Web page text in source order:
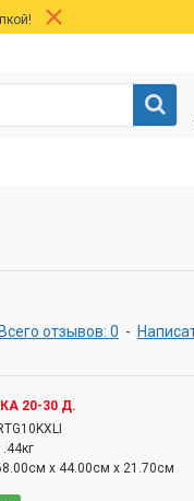
Всего отзывов: 0 -
20-30 Д.
x 44.00см x 21.70см